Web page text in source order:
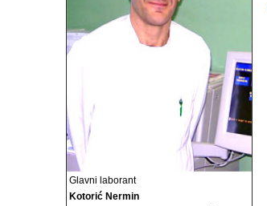
Glavni laborant
Kotorić Nermin